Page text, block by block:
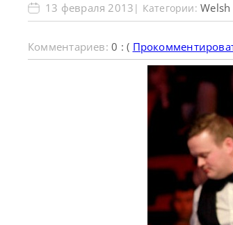
13 февраля 2013 | Категории:
Комментариев:0 : (